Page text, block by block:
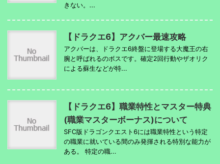
きない。...
【ドラクエ6】アクバー最速攻略
アクバーは、ドラクエ6終盤に登場する大魔王の右
腕と呼ばれるのボスです。確定2回行動やザオリク
による蘇生などが特...
【ドラクエ6】職業特性とマスター特典
(職業マスターボーナス)について
SFC版ドラゴンクエスト6には職業特性という特定
の職業に就いている間のみ発揮される特別な能力が
ある。 特定の職...